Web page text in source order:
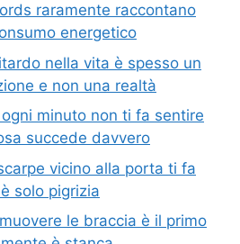
raramente raccontano
energetico
nella vita è spesso un
e non una realtà
minuto non ti fa sentire
succede davvero
vicino alla porta ti fa
solo pigrizia
le braccia è il primo